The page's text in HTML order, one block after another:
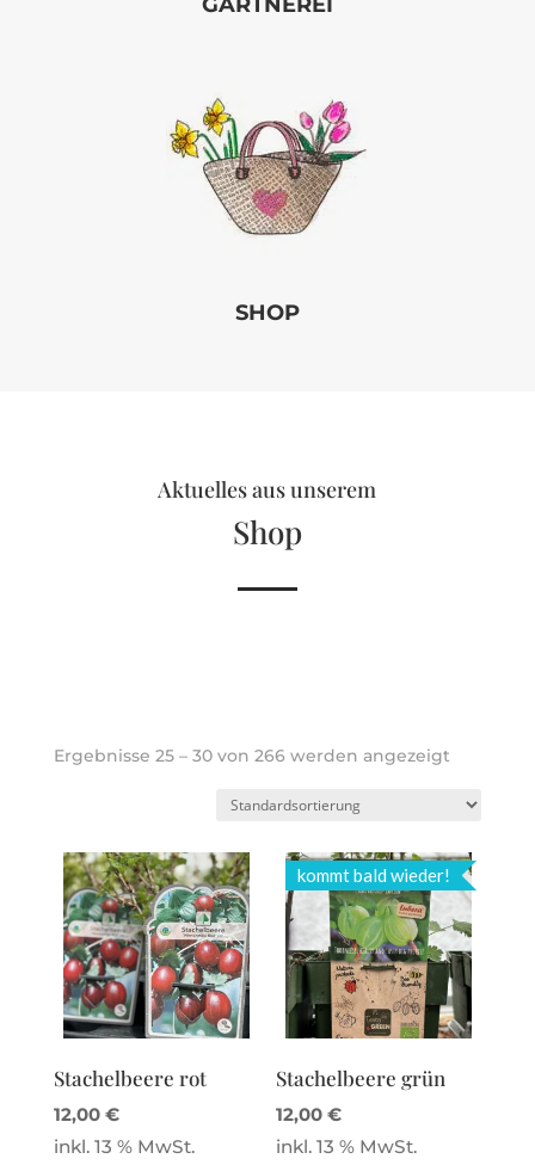
SHOP
Aktuelles aus unserem
Shop
Ergebnisse 25 – 30 von 266 werden angezeigt
Stachelbeere rot
12,00 €
inkl. 13 % MwSt.
kommt bald wieder!
Stachelbeere grün
12,00€
inkl. 13 % MwSt.